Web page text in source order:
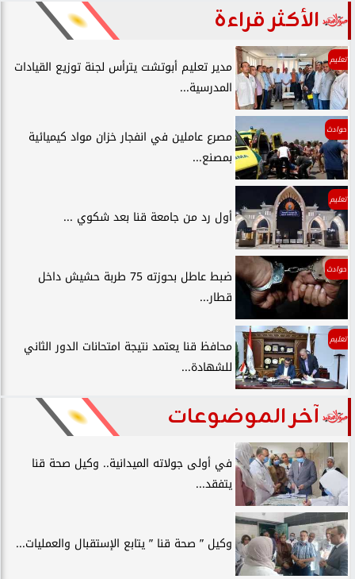
الأكثر قراءة
تعليم
مدير تعليم أبوتشت يترأس لجنة توزيع القيادات
المدرسية...
حوادث
مصرع عاملين في انفجار خزان مواد كيميائية
بمصنع...
تعليم
أول رد من جامعة قنا بعد شكوي ...
حوادث
ضبط عاطل بحوزته 75 طربة حشيش داخل
قطار...
تعليم
محافظ قنا يعتمد نتيجة امتحانات الدور الثاني
للشهادة...
آخر الموضوعات
في أولى جولاته الميدانية.. وكيل صحة قنا
يتفقد...
وكيل ” صحة قنا ” يتابع الإستقبال والعمليات...